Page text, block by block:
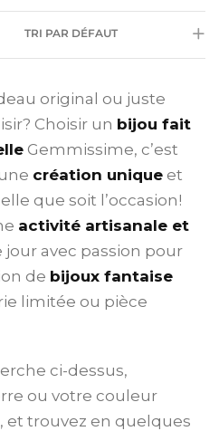
TRI PAR DÉFAUT
original ou juste
Choisir un bijou fait
Gemmissime, c’est
création unique et
que soit l’occasion!
activité artisanale et
avec passion pour
de bijoux fantaise
limitée ou pièce
ci-dessus,
ou votre couleur
et trouvez en quelques